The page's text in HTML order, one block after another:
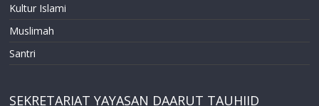
Kultur Islami
Muslimah
Santri
SEKRETARIAT YAYASAN DAARUT TAUHIID